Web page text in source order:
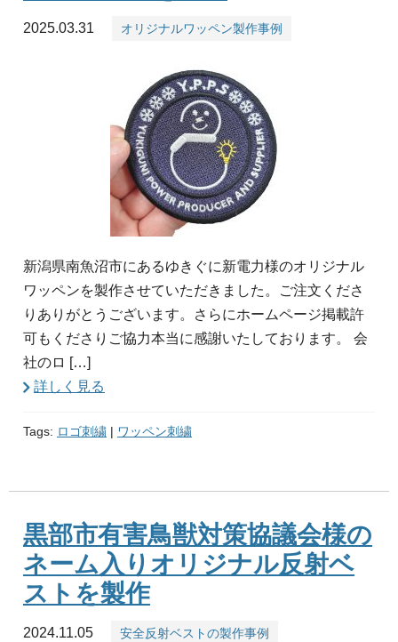
2025.03.31 オリジナルワッペン製作事例
新潟県南魚沼市にあるゆきぐに新電力様のオリジナル
ワッペンを製作させていただきました。ご注文くださ
りありがとうございます。さらにホームページ掲載許
可もくださりご協力本当に感謝いたしております。 会
社のロ […]
詳しく見る
Tags: ロゴ刺繍 | ワッペン刺繍
黒部市有害鳥獣対策協議会様の
ネーム入りオリジナル反射ベ
ストを製作
2024.11.05 安全反射ベストの製作事例